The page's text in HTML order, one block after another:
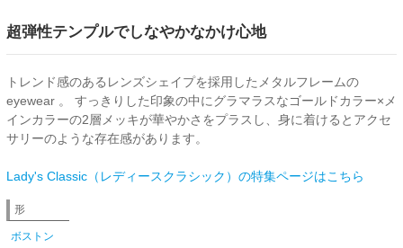
超弾性テンプルでしなやかなかけ心地
トレンド感のあるレンズシェイプを採用したメタルフレームの
eyewear 。 すっきりした印象の中にグラマラスなゴールドカラー×メ
インカラーの2層メッキが華やかさをプラスし、身に着けるとアクセ
サリーのような存在感があります。
Lady's Classic（レディースクラシック）の特集ページはこちら
形
ボストン